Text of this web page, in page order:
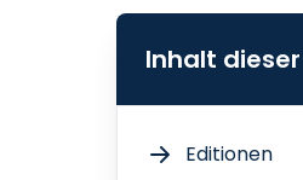
Inhalt
Editionen